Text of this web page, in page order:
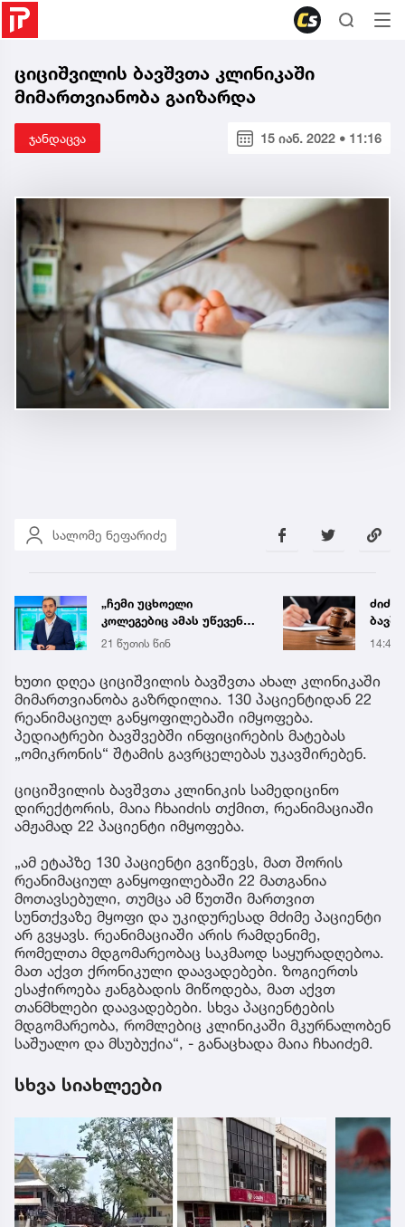
ციციშვილის ბავშვთა კლინიკაში
მიმართვიანობა გაიზარდა
ჯანდაცვა 15 იან. 2022 • 11:16
სალომე ნეფარიძე
ძიძამ ორ წლამდე ასაკის
ბავშვებზე სექსუალური
ძალადობა გადაიღო -
სასამართლომ მას 70
წლით პატიმრობა
მიუსაჯა
14:49 13:03
ხუთი დღეა ციციშვილის ბავშვთა ახალ კლინიკაში
მიმართვიანობა გაზრდილია. 130 პაციენტიდან 22
რეანიმაციულ განყოფილებაში იმყოფება.
პედიატრები ბავშვებში ინფიცირების მატებას
„ომიკრონის“ შტამის გავრცელებას უკავშირებენ.
ციციშვილის ბავშვთა კლინიკის სამედიცინო
დირექტორის, მაია ჩხაიძის თქმით, რეანიმაციაში
ამჟამად 22 პაციენტი იმყოფება.
„ამ ეტაპზე 130 პაციენტი გვიწევს, მათ შორის
რეანიმაციულ განყოფილებაში 22 მათგანია
მოთავსებული, თუმცა ამ წუთში მართვით
სუნთქვაზე მყოფი და უკიდურესად მძიმე პაციენტი
არ გვყავს. რეანიმაციაში არის რამდენიმე,
რომელთა მდგომარეობაც საკმაოდ საყურადღებოა.
მათ აქვთ ქრონიკული დაავადებები. ზოგიერთს
ესაჭიროება ჟანგბადის მიწოდება, მათ აქვთ
თანმხლები დაავადებები. სხვა პაციენტების
მდგომარეობა, რომლებიც კლინიკაში მკურნალობენ
საშუალო და მსუბუქია“, - განაცხადა მაია ჩხაიძემ.
სხვა სიახლეები